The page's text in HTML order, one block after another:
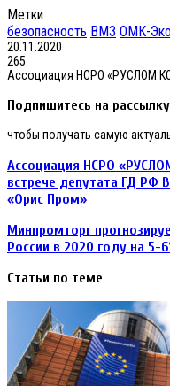
Метки
безопасность ВМЗ ОМК-
20.11.2020
265
Ассоциация НСРО
Подпишитесь на
чтобы получать самую
Ассоциация НСРО
встрече депутата ГД РФ
«Орис Пром»
Минпромторг
России в 2020 году на 5-
Статьи по теме